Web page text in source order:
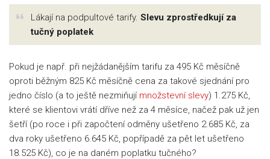
Lákají na podpultové tarify. Slevu zprostředkují za
tučný poplatek
Pokud je např. při nejžádanějším tarifu za 495 Kč měsíčně
oproti běžným 825 Kč měsíčně cena za takové sjednání pro
jedno číslo (a to ještě nezmiňují množstevní slevy) 1.275 Kč,
které se klientovi vrátí dříve než za 4 měsíce, načež pak už jen
šetří (po roce i při započtení odměny ušetřeno 2.685 Kč, za
dva roky ušetřeno 6.645 Kč, popřípadě za pět let ušetřeno
18.525 Kč), co je na daném poplatku tučného?